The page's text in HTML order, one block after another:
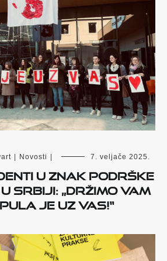
Novosti 7. veljače 2025.
u znak podrške
Srbiji: „Držimo vam
je uz vas!“